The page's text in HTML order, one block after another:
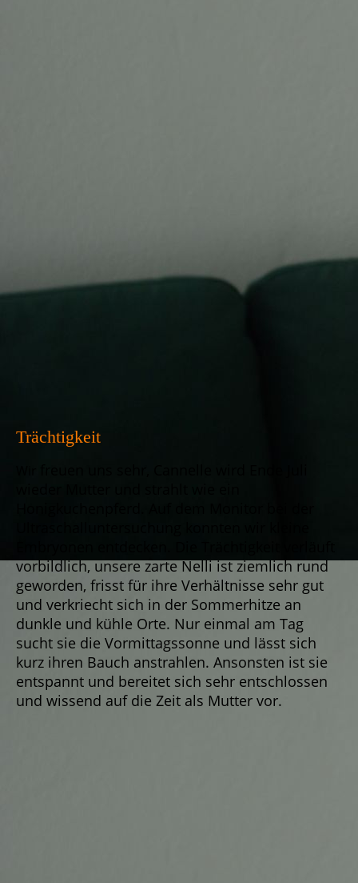
Trächtigkeit
vorbildlich, unsere zarte Nelli ist ziemlich rund
geworden, frisst für ihre Verhältnisse sehr gut
und verkriecht sich in der Sommerhitze an
dunkle und kühle Orte. Nur einmal am Tag
sucht sie die Vormittagssonne und lässt sich
kurz ihren Bauch anstrahlen. Ansonsten ist sie
entspannt und bereitet sich sehr entschlossen
und wissend auf die Zeit als Mutter vor.